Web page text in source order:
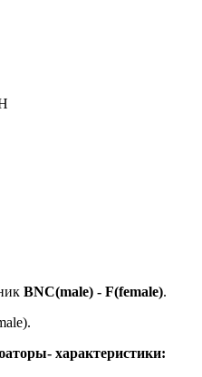
BNC(male) - F(female).
характеристики: